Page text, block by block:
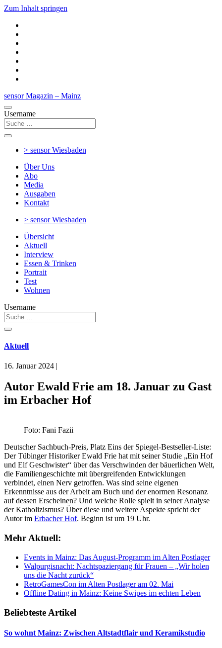
Zum Inhalt springen
sensor Magazin – Mainz
Username
> sensorWiesbaden
Über Uns
Abo
Media
Ausgaben
Kontakt
> sensorWiesbaden
Übersicht
Aktuell
Interview
Essen & Trinken
Portrait
Test
Wohnen
Username
Aktuell
16. Januar 2024 |
Autor Ewald Frie am 18. Januar zu Gast
im Erbacher Hof
Foto: Fani Fazii
Deutscher Sachbuch-Preis, Platz Eins der Spiegel-Bestseller-Liste:
Der Tübinger Historiker Ewald Frie hat mit seiner Studie „Ein Hof
und Elf Geschwister“ über das Verschwinden der bäuerlichen Welt,
die Familiengeschichte mit übergreifenden Entwicklungen
verbindet, einen Nerv getroffen. Was sind seine eigenen
Erkenntnisse aus der Arbeit am Buch und der enormen Resonanz
auf dessen Erscheinen? Und welche Rolle spielt in seiner Analyse
der Katholizismus? Über diese und weitere Aspekte spricht der
Autor im Erbacher Hof. Beginn ist um 19 Uhr.
Mehr Aktuell:
Events in Mainz: Das August-Programm im Alten Postlager
Walpurgisnacht: Nachtspaziergang für Frauen – „Wir holen
uns die Nacht zurück“
RetroGamesCon im Alten Postlager am 02. Mai
Offline Dating in Mainz: Keine Swipes im echten Leben
Beliebteste Artikel
So wohnt Mainz: Zwischen Altstadtflair und Keramikstudio